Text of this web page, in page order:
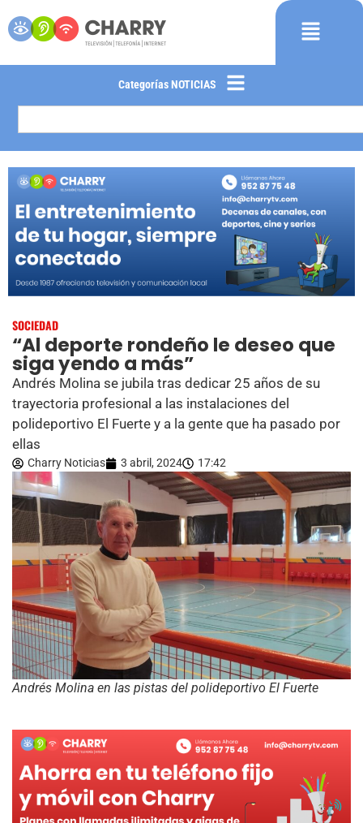
Categorías NOTICIAS
SOCIEDAD
“Al deporte rondeño le deseo que
siga yendo a más”
Andrés Molina se jubila tras dedicar 25 años de su
trayectoria profesional a las instalaciones del
polideportivo El Fuerte y a la gente que ha pasado por
ellas
Charry Noticias 3 abril, 2024 17:42
Andrés Molina en las pistas del polideportivo El Fuerte